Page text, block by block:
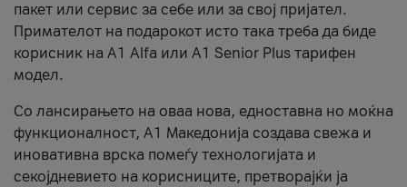
пакет или сервис за себе или за свој пријател.
Примателот на подарокот исто така треба да биде
корисник на А1 Alfa или A1 Senior Plus тарифен
модел.
Со лансирањето на оваа нова, едноставна но моќна
функционалност, А1 Македонија создава свежа и
иновативна врска помеѓу технологијата и
секојдневието на корисниците, претворајќи ја